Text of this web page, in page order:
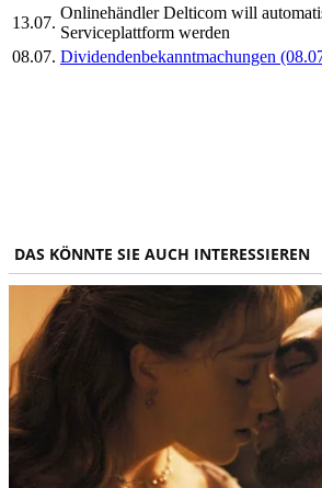
13.07.
Onlinehändler Delticom will
Serviceplattform werden
08.07. Dividendenbekanntmachungen